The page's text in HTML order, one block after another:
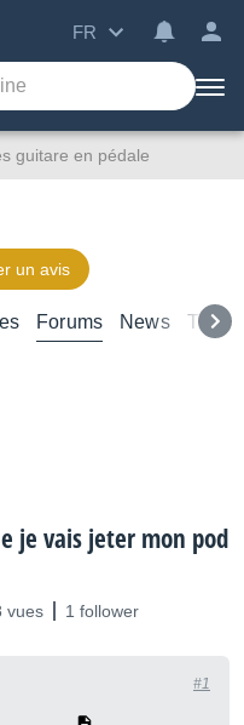
FR
guitare en pédale
un avis
Forums News
je vais jeter mon pod
vues 1 follower
#1